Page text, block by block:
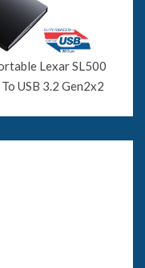
Lexar SL500
USB 3.2 Gen2x2